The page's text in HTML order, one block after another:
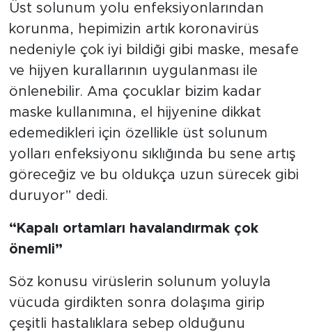
Üst solunum yolu enfeksiyonlarından
korunma, hepimizin artık koronavirüs
nedeniyle çok iyi bildiği gibi maske, mesafe
ve hijyen kurallarının uygulanması ile
önlenebilir. Ama çocuklar bizim kadar
maske kullanımına, el hijyenine dikkat
edemedikleri için özellikle üst solunum
yolları enfeksiyonu sıklığında bu sene artış
göreceğiz ve bu oldukça uzun sürecek gibi
duruyor” dedi.
“Kapalı ortamları havalandırmak çok
önemli”
Söz konusu virüslerin solunum yoluyla
vücuda girdikten sonra dolaşıma girip
çeşitli hastalıklara sebep olduğunu